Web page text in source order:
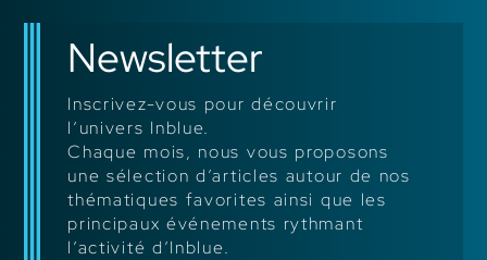
Newsletter
Inscrivez-vous pour découvrir
l’univers Inblue.
Chaque mois, nous vous proposons
une sélection d’articles autour de nos
thématiques favorites ainsi que les
principaux événements rythmant
l’activité d’Inblue.